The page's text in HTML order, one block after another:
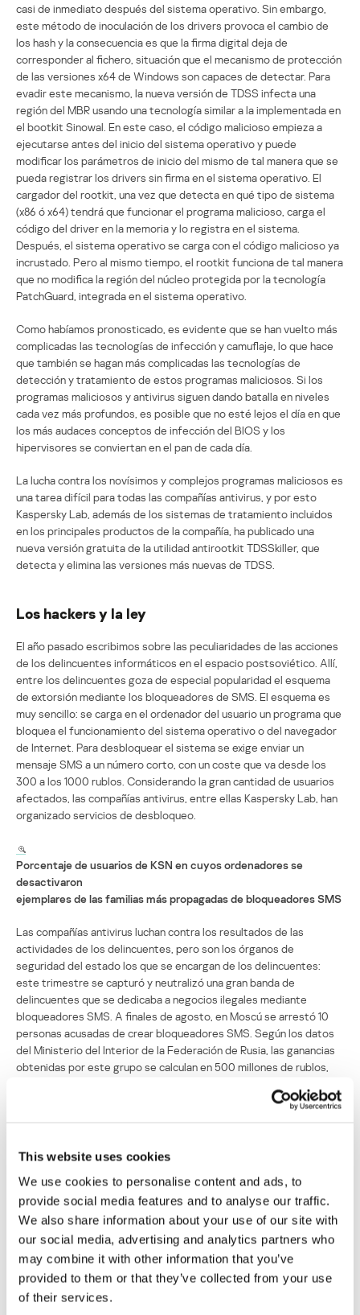
This website uses cookies
We use cookies to personalise content and ads, to
provide social media features and to analyse our traffic.
We also share information about your use of our site with
our social media, advertising and analytics partners who
may combine it with other information that you’ve
provided to them or that they’ve collected from your use
of their services.
casi de inmediato después del sistema operativo. Sin embargo,
este método de inoculación de los drivers provoca el cambio de
los hash y la consecuencia es que la firma digital deja de
corresponder al fichero, situación que el mecanismo de protección
de las versiones x64 de Windows son capaces de detectar. Para
evadir este mecanismo, la nueva versión de TDSS infecta una
región del MBR usando una tecnología similar a la implementada en
el bootkit Sinowal. En este caso, el código malicioso empieza a
ejecutarse antes del inicio del sistema operativo y puede
modificar los parámetros de inicio del mismo de tal manera que se
pueda registrar los drivers sin firma en el sistema operativo. El
cargador del rootkit, una vez que detecta en qué tipo de sistema
(x86 ó x64) tendrá que funcionar el programa malicioso, carga el
código del driver en la memoria y lo registra en el sistema.
Después, el sistema operativo se carga con el código malicioso ya
incrustado. Pero al mismo tiempo, el rootkit funciona de tal manera
que no modifica la región del núcleo protegida por la tecnología
PatchGuard, integrada en el sistema operativo.
Como habíamos pronosticado, es evidente que se han vuelto más
complicadas las tecnologías de infección y camuflaje, lo que hace
que también se hagan más complicadas las tecnologías de
detección y tratamiento de estos programas maliciosos. Si los
programas maliciosos y antivirus siguen dando batalla en niveles
cada vez más profundos, es posible que no esté lejos el día en que
los más audaces conceptos de infección del BIOS y los
hipervisores se conviertan en el pan de cada día.
La lucha contra los novísimos y complejos programas maliciosos es
una tarea difícil para todas las compañías antivirus, y por esto
Kaspersky Lab, además de los sistemas de tratamiento incluidos
en los principales productos de la compañía, ha publicado una
nueva versión gratuita de la utilidad antirootkit TDSSkiller, que
detecta y elimina las versiones más nuevas de TDSS.
Los hackers y la ley
El año pasado escribimos sobre las peculiaridades de las acciones
de los delincuentes informáticos en el espacio postsoviético. Allí,
entre los delincuentes goza de especial popularidad el esquema
de extorsión mediante los bloqueadores de SMS. El esquema es
muy sencillo: se carga en el ordenador del usuario un programa que
bloquea el funcionamiento del sistema operativo o del navegador
de Internet. Para desbloquear el sistema se exige enviar un
mensaje SMS a un número corto, con un coste que va desde los
300 a los 1000 rublos. Considerando la gran cantidad de usuarios
afectados, las compañías antivirus, entre ellas Kaspersky Lab, han
organizado servicios de desbloqueo.
Porcentaje de usuarios de KSN en cuyos ordenadores se
desactivaron
ejemplares de las familias más propagadas de bloqueadores SMS
Las compañías antivirus luchan contra los resultados de las
actividades de los delincuentes, pero son los órganos de
seguridad del estado los que se encargan de los delincuentes:
este trimestre se capturó y neutralizó una gran banda de
delincuentes que se dedicaba a negocios ilegales mediante
bloqueadores SMS. A finales de agosto, en Moscú se arrestó 10
personas acusadas de crear bloqueadores SMS. Según los datos
del Ministerio del Interior de la Federación de Rusia, las ganancias
obtenidas por este grupo se calculan en 500 millones de rublos,
(“Creación, uso y difusión de programas maliciosos para
también según el artículo 159 (“Estafa”). Considerando que 500
millones de rublos es un robo mayor, si se logra demostrar la
culpabilidad de los acusados, les esperan condenas mucho
mayores.
Estas son buenas noticias para los expertos antivirus y los
representantes de los órganos de seguridad del estado que se
dedican a atrapar a los delincuentes informáticos. Pero hay un